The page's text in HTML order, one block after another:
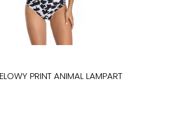
PRINT ANIMAL LAMPART